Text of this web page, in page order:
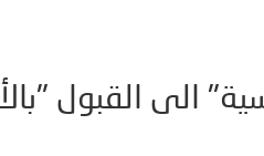
الى القبول